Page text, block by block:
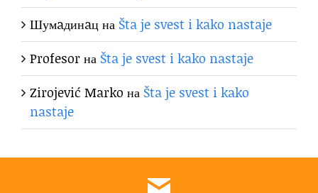
Шумaдинaцна Šta je svest i kako nastaje
Profesorна Šta je svest i kako nastaje
Zirojević Marko на Šta je svest i kako
nastaje